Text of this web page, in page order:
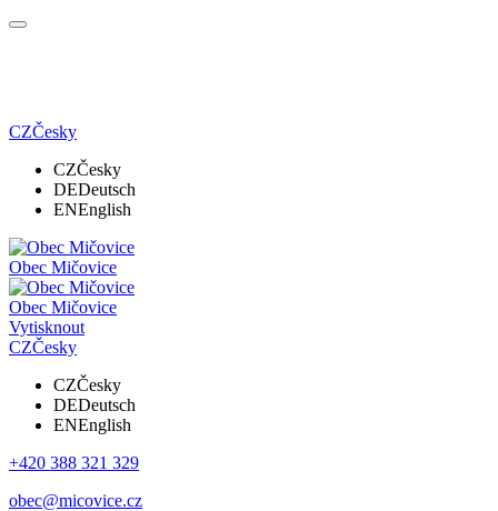
CZČesky
CZČesky
DEDeutsch
ENEnglish
Obec Mičovice
Obec Mičovice
Vytisknout
CZČesky
CZČesky
DEDeutsch
ENEnglish
+420 388 321 329
obec@micovice.cz